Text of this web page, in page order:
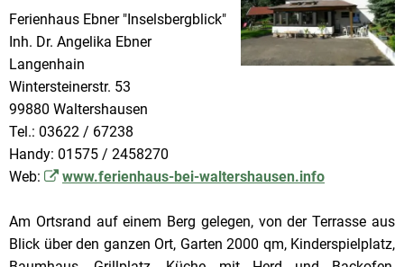
Ferienhaus Ebner "Inselsbergblick"
Inh. Dr. Angelika Ebner
Langenhain
Wintersteinerstr. 53
99880 Waltershausen
Tel.: 03622 / 67238
Handy: 01575 / 2458270
Web:
www.ferienhaus-bei-waltershausen.info
Am Ortsrand auf einem Berg gelegen, von der Terrasse aus
Blick über den ganzen Ort, Garten 2000 qm, Kinderspielplatz,